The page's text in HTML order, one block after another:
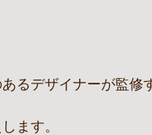
るデザイナーが監修
ます。